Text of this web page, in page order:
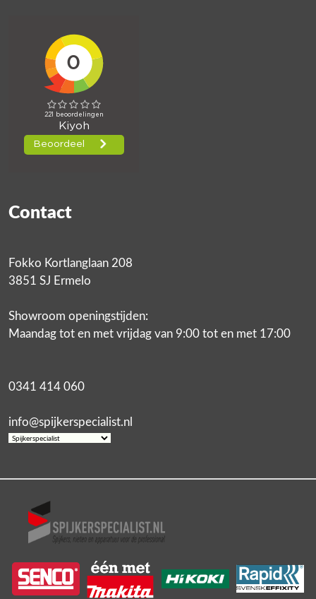
Contact
Fokko Kortlanglaan 208
3851 SJ Ermelo
Showroom openingstijden:
Maandag tot en met vrijdag van 9:00 tot en met 17:00
0341 414 060
info@spijkerspecialist.nl